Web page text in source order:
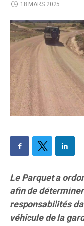
18 MARS 2025
Le Parquet a
afin de
responsabilités
véhicule de la